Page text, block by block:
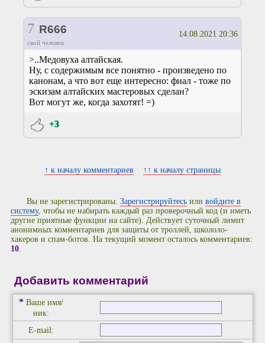
7 R666
свой человек
14.08.2021 20:36
>..Медовуха алтайская.
Ну, с содержимым все понятно - произведено по
канонам, а что вот еще интересно: фиал - тоже по
эскизам алтайских мастеровых сделан?
Вот могут же, когда захотят! =)
+3
↑ к началу комментариев ↑↑ к началу страницы
Вы не зарегистрированы.Зарегистрируйтесь иливойдите в
систему, чтобы не набирать каждый раз проверочный код (и иметь
другие приятные функции на сайте). Действует суточный лимит
анонимных комментариев для защиты от троллей, школоло-
хакеров и спам-ботов. На текущий момент осталось комментариев:
10.
Добавить комментарий
* Ваше имя/
ник:
E-mail: